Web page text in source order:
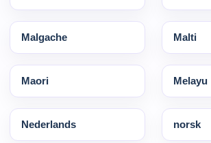
Malgache Malti
Maori Melayu
Nederlands norsk